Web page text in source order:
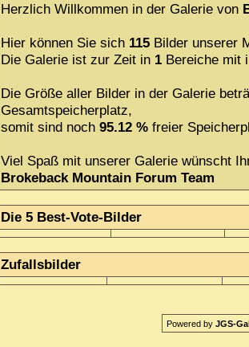
Herzlich Willkommen in der Galerie von
Hier können Sie sich 115 Bilder unserer
Die Galerie ist zur Zeit in 1 Bereiche mit
Die Größe aller Bilder in der Galerie
Gesamtspeicherplatz,
somit sind noch 95.12 % freier
Viel Spaß mit unserer Galerie wünscht
Brokeback Mountain Forum Team
Die 5 Best-Vote-Bilder
Zufallsbilder
Powered by JGS-